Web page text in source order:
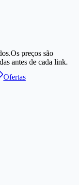
Os preços são
antes de cada link.
Ofertas